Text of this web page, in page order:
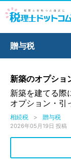
贈与税
新築のオプショ
新築を建てる際
オプション・引
相続税 > 贈与税
2026年05月19日 投稿